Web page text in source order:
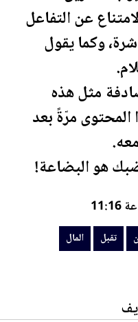
عن التفاعل
وكما يقول
مثل هذه
المحتوى مرّةً بعد
هو البضاعة!
تقبل المال